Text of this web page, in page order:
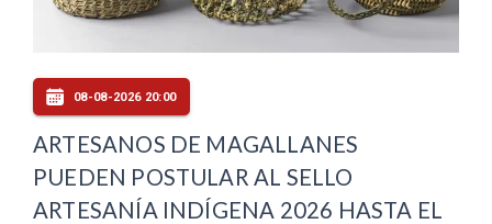
08-08-2026 20:00
ARTESANOS DE MAGALLANES
PUEDEN POSTULAR AL SELLO
ARTESANÍA INDÍGENA 2026 HASTA EL